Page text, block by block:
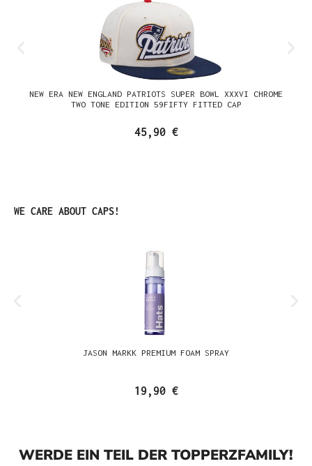
NEW ERA NEW ENGLAND PATRIOTS SUPER BOWL XXXVI CHROME
TWO TONE EDITION 59FIFTY FITTED CAP
45,90 €
Produktgalerie überspringen
WE CARE ABOUT CAPS!
JASON MARKK PREMIUM FOAM SPRAY
19,90 €
WERDE EIN TEIL DER TOPPERZFAMILY!